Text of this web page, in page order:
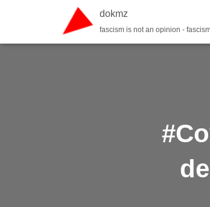
dokmz
fascism is not an opinion -